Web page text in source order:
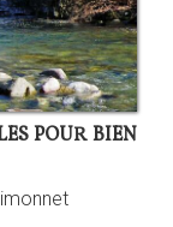
POUR BIEN